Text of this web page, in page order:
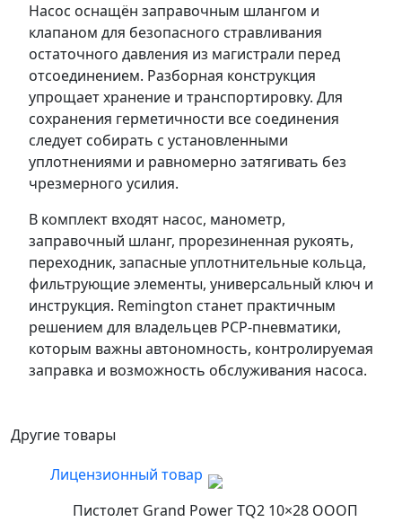
Насос оснащён заправочным шлангом и
клапаном для безопасного стравливания
остаточного давления из магистрали перед
отсоединением. Разборная конструкция
упрощает хранение и транспортировку. Для
сохранения герметичности все соединения
следует собирать с установленными
уплотнениями и равномерно затягивать без
чрезмерного усилия.
В комплект входят насос, манометр,
заправочный шланг, прорезиненная рукоять,
переходник, запасные уплотнительные кольца,
фильтрующие элементы, универсальный ключ и
инструкция. Remington станет практичным
решением для владельцев PCP-пневматики,
которым важны автономность, контролируемая
заправка и возможность обслуживания насоса.
Другие товары
Лицензионный товар
Пистолет Grand Power TQ2 10×28 ОООП